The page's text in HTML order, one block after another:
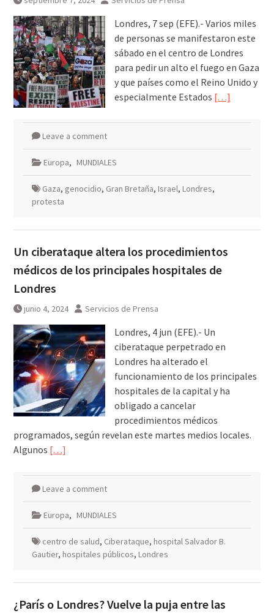
Londres, 7 sep (EFE).- Varios miles
de personas se manifestaron este
sábado en el centro de Londres
para pedir un alto el fuego en Gaza
y que países como el Reino Unido y
especialmente Estados […]
Leave a comment
Europa, MUNDIALES
Gaza, genocidio, Gran Bretaña, Israel, Londres,
protesta
Un ciberataque altera los procedimientos
médicos de los principales hospitales de
Londres
junio 4, 2024 Servicios de Prensa
Londres, 4 jun (EFE).- Un
ciberataque perpetrado en
Londres ha alterado el
funcionamiento de los principales
hospitales de la capital y ha
obligado a cancelar
procedimientos médicos
programados, según revelan este martes medios locales.
Algunos […]
Leave a comment
Europa, MUNDIALES
centro de salud, Ciberataque, hospital Salvador B.
Gautier, hospitales públicos, Londres
¿París o Londres? Vuelve la puja entre las